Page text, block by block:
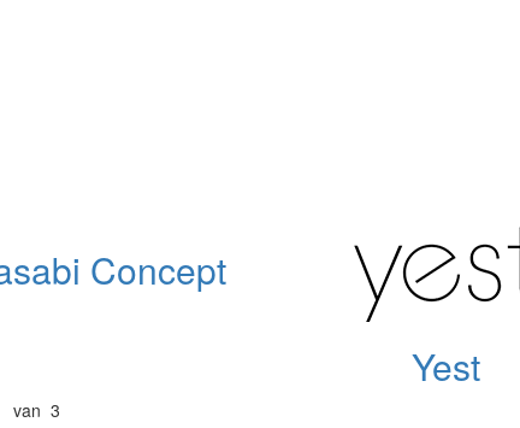
Concept
Yest
van 3